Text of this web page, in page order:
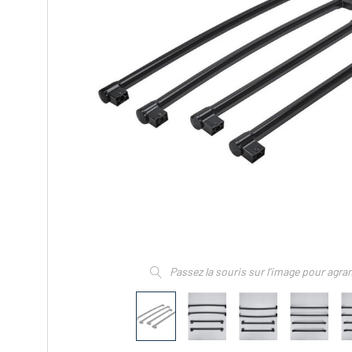
Passez la souris sur l’image pour